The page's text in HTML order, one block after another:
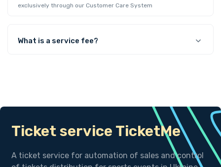
exclusively through our Customer Care System
What is a service fee?
Ticket service TicketMe
A ticket service for automation of sales and control